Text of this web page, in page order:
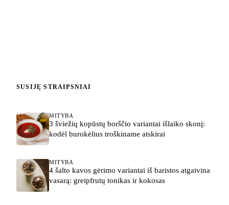
SUSIJĘ STRAIPSNIAI
MITYBA
3 šviežių kopūstų borščio variantai išlaiko skonį:
kodėl burokėlius troškiname atskirai
MITYBA
4 šalto kavos gėrimo variantai iš baristos atgaivina
vasarą: greipfrutų tonikas ir kokosas